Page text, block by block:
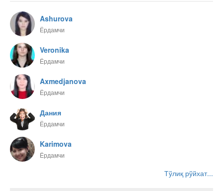
Ashurova
Ёрдамчи
Veronika
Ёрдамчи
Axmedjanova
Ёрдамчи
Дания
Ёрдамчи
Karimova
Ёрдамчи
Тўлиқ рўйхат...